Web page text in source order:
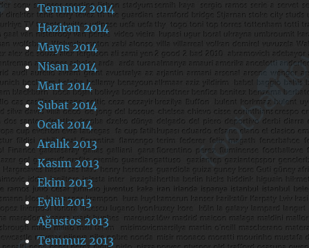
Temmuz 2014
Haziran 2014
Mayıs 2014
Nisan 2014
Mart 2014
Şubat 2014
Ocak 2014
Aralık 2013
Kasım 2013
Ekim 2013
Eylül 2013
Ağustos 2013
Temmuz 2013